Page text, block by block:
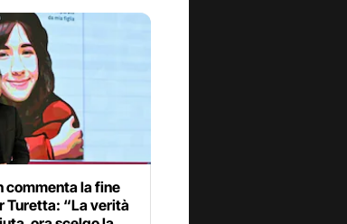
commenta la fine
Turetta: “La verità